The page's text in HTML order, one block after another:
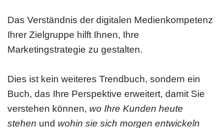
Das Verständnis der digitalen Medienkompetenz
Ihrer Zielgruppe hilft Ihnen, Ihre
Marketingstrategie zu gestalten.
Dies ist kein weiteres Trendbuch, sondern ein
Buch, das Ihre Perspektive erweitert, damit Sie
verstehen können, wo Ihre Kunden heute
stehen und wohin sie sich morgen entwickeln